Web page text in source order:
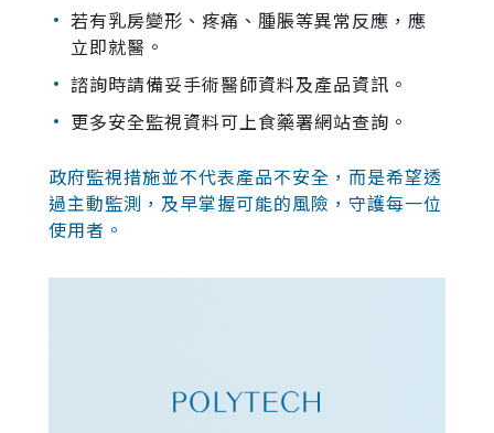
若有乳房變形、疼痛、腫脹等異常反應，應
立即就醫。
諮詢時請備妥手術醫師資料及產品資訊。
更多安全監視資料可上食藥署網站查詢。
政府監視措施並不代表產品不安全，而是希望透
過主動監測，及早掌握可能的風險，守護每一位
使用者。